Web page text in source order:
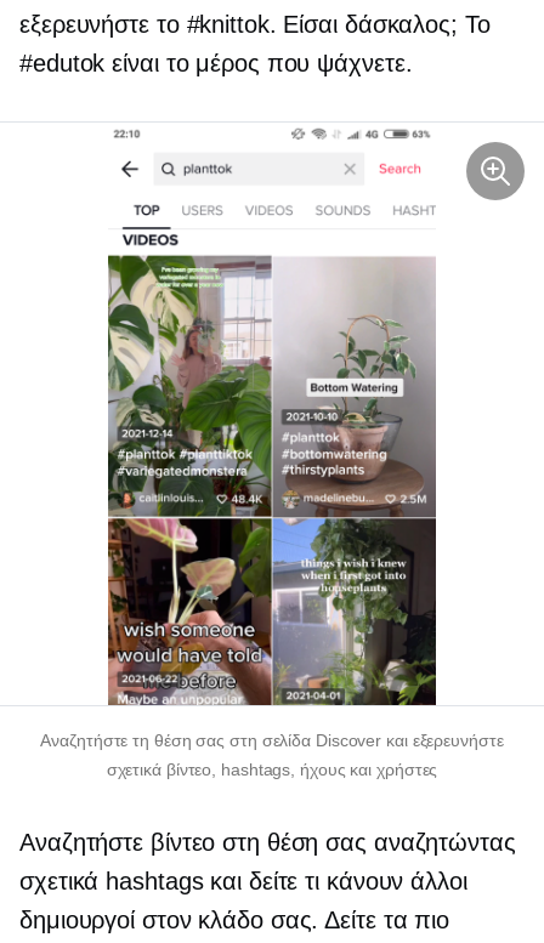
εξερευνήστε το #knittok. Είσαι δάσκαλος; Το
#edutok είναι το μέρος που ψάχνετε.
Αναζητήστε τη θέση σας στη σελίδα Discover και εξερευνήστε
σχετικά βίντεο, hashtags, ήχους και χρήστες
Αναζητήστε βίντεο στη θέση σας αναζητώντας
σχετικά hashtags και δείτε τι κάνουν άλλοι
δημιουργοί στον κλάδο σας. Δείτε τα πιο